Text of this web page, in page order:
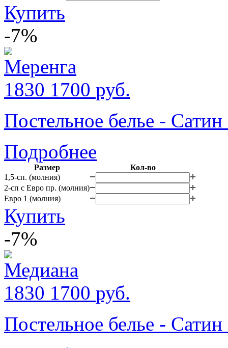
Купить
-7%
1830 1700 руб.
Постельное белье -
Подробнее
Размер
Кол-во
1,5-сп. (молния)
2-сп с Евро пр. (молния)
Евро 1 (молния)
Купить
-7%
1830 1700 руб.
Постельное белье -